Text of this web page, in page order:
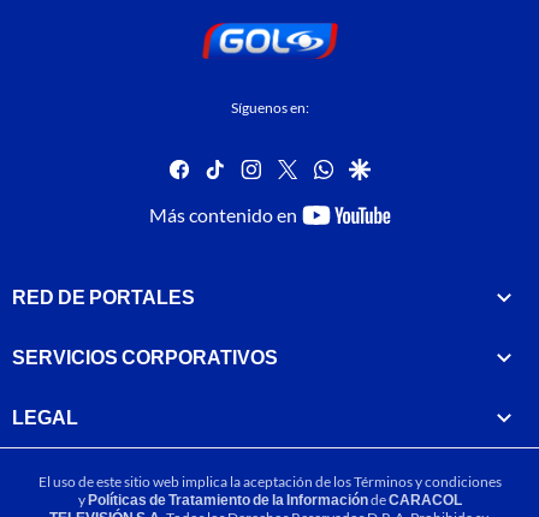
Síguenos en:
facebook
tiktok instagram
twitterwhatsapp
google
Más contenido en
youtube-
RED DE PORTALES
SERVICIOS CORPORATIVOS
LEGAL
El uso de este sitio web implica la aceptación de losTérminos y condiciones
yPolíticas de Tratamiento de la InformacióndeCARACOL